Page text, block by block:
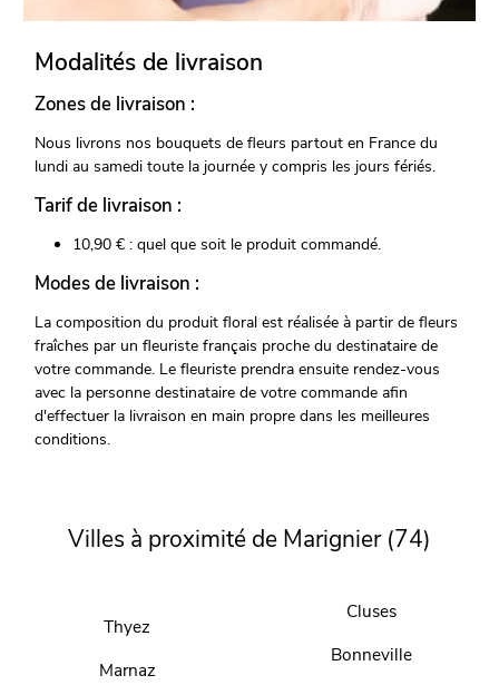
Modalités de livraison
Zones de livraison :
Nous livrons nos bouquets de fleurs partout en France du
lundi au samedi toute la journée y compris les jours fériés.
Tarif de livraison :
10,90 € : quel que soit le produit commandé.
Modes de livraison :
La composition du produit floral est réalisée à partir de fleurs
fraîches par un fleuriste français proche du destinataire de
votre commande. Le fleuriste prendra ensuite rendez-vous
avec la personne destinataire de votre commande afin
d'effectuer la livraison en main propre dans les meilleures
conditions.
Villes à proximité de Marignier (74)
Thyez
Marnaz
Cluses
Bonneville